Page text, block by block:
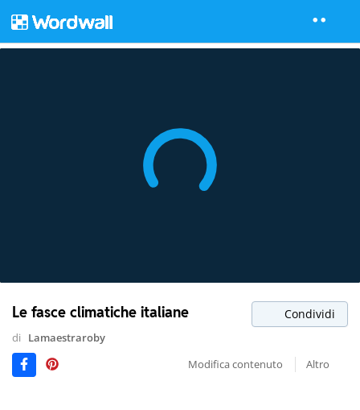
Le fasce climatiche italiane Condividi
di
Lamaestraroby
Modifica contenuto
Altro